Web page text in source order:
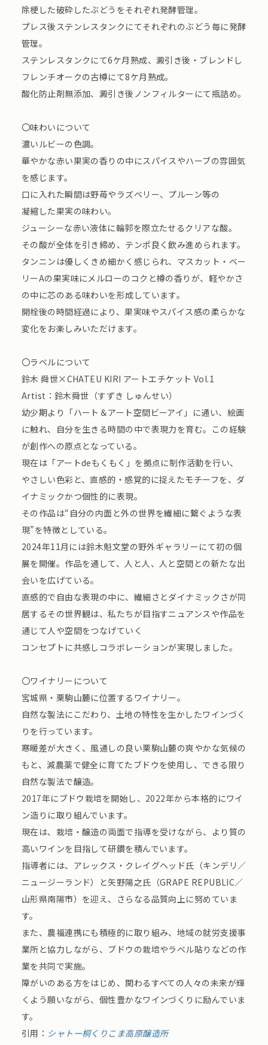
除梗した破砕したぶどうをそれぞれ発酵管理。
プレス後ステンレスタンクにてそれぞれのぶどう毎に発酵
管理。
ステンレスタンクにて6ケ月熟成、澱引き後・ブレンドし
フレンチオークの古樽にて8ケ月熟成。
酸化防止剤無添加、澱引き後ノンフィルターにて瓶詰め。
〇味わいについて
濃いルビーの色調。
華やかな赤い果実の香りの中にスパイスやハーブの雰囲気
を感じます。
口に入れた瞬間は野苺やラズベリー、プルーン等の
凝縮した果実の味わい。
ジューシーな赤い液体に輪郭を際立たせるクリアな酸。
その酸が全体を引き締め、テンポ良く飲み進められます。
タンニンは優しくきめ細かく感じられ、マスカット・ベー
リーAの果実味にメルローのコクと樽の香りが、軽やかさ
の中に芯のある味わいを形成しています。
開栓後の時間経過により、果実味やスパイス感の柔らかな
変化をお楽しみいただけます。
〇ラベルについて
鈴木 舜世×CHATEU KIRI アートエチケット Vol.1
Artist：鈴木舜世（すずき しゅんせい）
幼少期より「ハート＆アート空間ビーアイ」に通い、絵画
に触れ、自分を生きる時間の中で表現力を育む。この経験
が創作への原点となっている。
現在は「アートdeもくもく」を拠点に制作活動を行い、
やさしい色彩と、直感的・感覚的に捉えたモチーフを、ダ
イナミックかつ個性的に表現。
その作品は“自分の内面と外の世界を繊細に繋ぐような表
現”を特徴としている。
2024年11月には鈴木魁文堂の野外ギャラリーにて初の個
展を開催。作品を通して、人と人、人と空間との新たな出
会いを広げている。
直感的で自由な表現の中に、繊細さとダイナミックさが同
居するその世界観は、私たちが目指すニュアンスや作品を
通じて人や空間をつなげていく
コンセプトに共感しコラボレーションが実現しました。
〇ワイナリーについて
宮城県・栗駒山麓に位置するワイナリー。
自然な製法にこだわり、土地の特性を生かしたワインづく
りを行っています。
寒暖差が大きく、風通しの良い栗駒山麓の爽やかな気候の
もと、減農薬で健全に育てたブドウを使用し、できる限り
自然な製法で醸造。
2017年にブドウ栽培を開始し、2022年から本格的にワイ
ン造りに取り組んでいます。
現在は、栽培・醸造の両面で指導を受けながら、より質の
高いワインを目指して研鑽を積んでいます。
指導者には、アレックス・クレイグヘッド氏（キンデリ／
ニュージーランド）と矢野陽之氏（GRAPE REPUBLIC／
山形県南陽市）を迎え、さらなる品質向上に努めていま
す。
また、農福連携にも積極的に取り組み、地域の就労支援事
業所と協力しながら、ブドウの栽培やラベル貼りなどの作
業を共同で実施。
障がいのある方をはじめ、関わるすべての人々の未来が輝
くよう願いながら、個性豊かなワインづくりに励んでいま
す。
引用： シャトー桐くりこま高原醸造所